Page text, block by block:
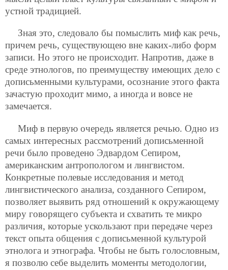
устной традицией.
Зная это, следовало бы помыслить миф как речь,
причем речь, существующею вне каких-либо форм
записи. Но этого не происходит. Напротив, даже в
среде этнологов, по преимуществу имеющих дело с
дописьменными культурами, осознание этого факта
зачастую проходит мимо, а иногда и вовсе не
замечается.
Миф в первую очередь является речью. Одно из
самых интересных рассмотрений дописьменной
речи было проведено Эдвардом Сепиром,
американским антропологом и лингвистом.
Конкретные полевые исследования и метод
лингвистического анализа, созданного Сепиром,
позволяет выявить ряд отношений к окружающему
миру говорящего субъекта и схватить те микро
различия, которые ускользают при передаче через
текст опыта общения с дописьменной культурой
этнолога и этнографа. Чтобы не быть голословным,
я позволю себе выделить моменты методологии,